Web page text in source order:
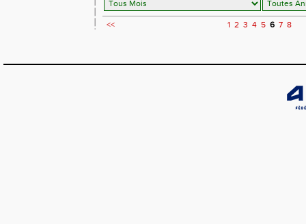
<< 1 2 3 4 5 6 7 8